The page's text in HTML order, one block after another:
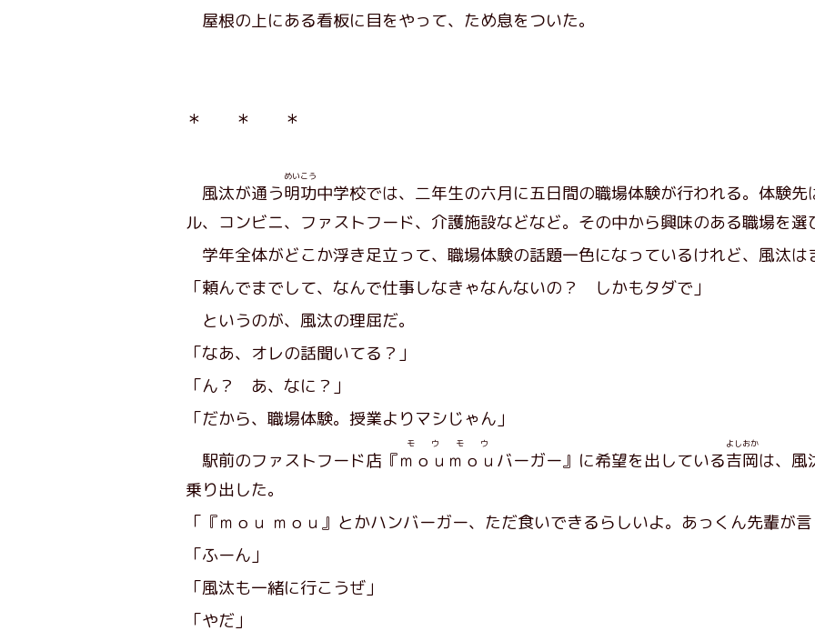
屋根の上にある看板に目をやって、ため息をついた。
＊ ＊ ＊
風汰が通う明功
めいこう
中学校では、二年生の六月に五日間の職場体験が行われる。体験
ル、コンビニ、ファストフード、介護施設などなど。その中から興味のある職場を選
学年全体がどこか浮き足立って、職場体験の話題一色になっているけれど、風汰は
「頼んでまでして、なんで仕事しなきゃなんないの？ しかもタダで」
というのが、風汰の理屈だ。
「なあ、オレの話聞いてる？」
「ん？ あ、なに？」
「だから、職場体験。授業よりマシじゃん」
駅前のファストフード店『ｍｏｕ
モウ
ｍｏｕ
モウ
バーガー』に希望を出している吉岡
よしおか
は、風
乗り出した。
「『ｍｏｕ ｍｏｕ』とかハンバーガー、ただ食いできるらしいよ。あっくん先輩が言
「ふーん」
「風汰も一緒に行こうぜ」
「やだ」